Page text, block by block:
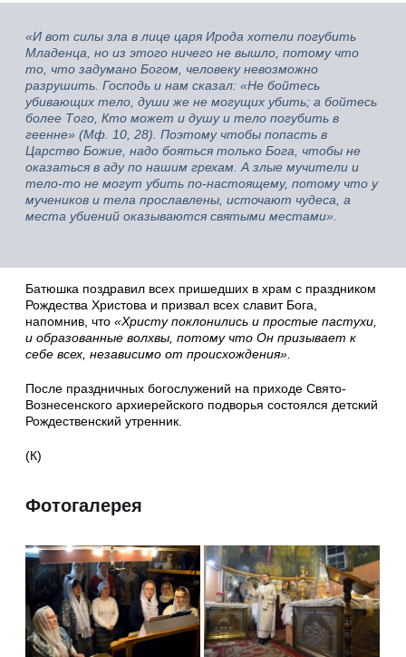
«И вот силы зла в лице царя Ирода хотели погубить
Младенца, но из этого ничего не вышло, потому что
то, что задумано Богом, человеку невозможно
разрушить. Господь и нам сказал: «Не бойтесь
убивающих тело, души же не могущих убить; а бойтесь
более Того, Кто может и душу и тело погубить в
геенне» (Мф. 10, 28). Поэтому чтобы попасть в
Царство Божие, надо бояться только Бога, чтобы не
оказаться в аду по нашим грехам. А злые мучители и
тело-то не могут убить по-настоящему, потому что у
мучеников и тела прославлены, источают чудеса, а
места убиений оказываются святыми местами».
Батюшка поздравил всех пришедших в храм с праздником
Рождества Христова и призвал всех славит Бога,
напомнив, что «Христу поклонились и простые пастухи,
и образованные волхвы, потому что Он призывает к
себе всех, независимо от происхождения».
После праздничных богослужений на приходе Свято-
Вознесенского архиерейского подворья состоялся детский
Рождественский утренник.
(К)
Фотогалерея